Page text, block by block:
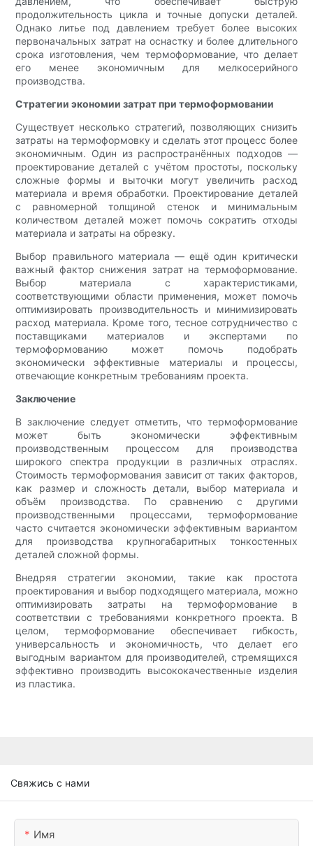
продолжительность цикла и точные допуски деталей.
Однако литье под давлением требует более высоких
первоначальных затрат на оснастку и более длительного
срока изготовления, чем термоформование, что делает
его менее экономичным для мелкосерийного
производства.
Стратегии экономии затрат при термоформовании
Существует несколько стратегий, позволяющих снизить
затраты на термоформовку и сделать этот процесс более
экономичным. Один из распространённых подходов —
проектирование деталей с учётом простоты, поскольку
сложные формы и выточки могут увеличить расход
материала и время обработки. Проектирование деталей
с равномерной толщиной стенок и минимальным
количеством деталей может помочь сократить отходы
материала и затраты на обрезку.
Выбор правильного материала — ещё один критически
важный фактор снижения затрат на термоформование.
Выбор материала с характеристиками,
соответствующими области применения, может помочь
оптимизировать производительность и минимизировать
расход материала. Кроме того, тесное сотрудничество с
поставщиками материалов и экспертами по
термоформованию может помочь подобрать
экономически эффективные материалы и процессы,
отвечающие конкретным требованиям проекта.
Заключение
В заключение следует отметить, что термоформование
может быть экономически эффективным
производственным процессом для производства
широкого спектра продукции в различных отраслях.
Стоимость термоформования зависит от таких факторов,
как размер и сложность детали, выбор материала и
объём производства. По сравнению с другими
производственными процессами, термоформование
часто считается экономически эффективным вариантом
для производства крупногабаритных тонкостенных
деталей сложной формы.
Внедряя стратегии экономии, такие как простота
проектирования и выбор подходящего материала, можно
оптимизировать затраты на термоформование в
соответствии с требованиями конкретного проекта. В
целом, термоформование обеспечивает гибкость,
универсальность и экономичность, что делает его
выгодным вариантом для производителей, стремящихся
эффективно производить высококачественные изделия
из пластика.
Свяжись с нами
Имя